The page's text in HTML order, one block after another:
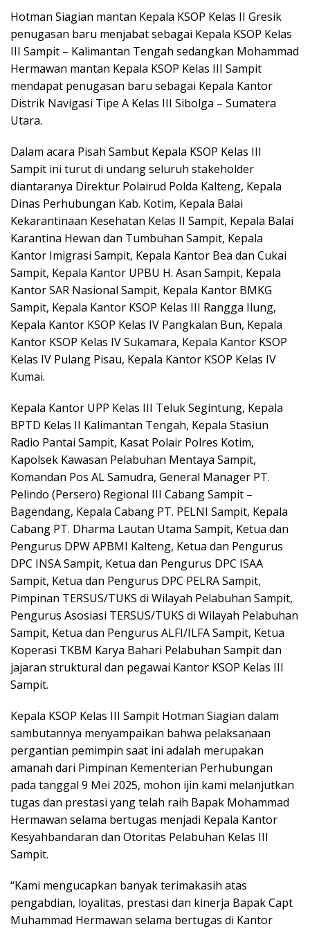
Hotman Siagian mantan Kepala KSOP Kelas II Gresik
penugasan baru menjabat sebagai Kepala KSOP Kelas
III Sampit – Kalimantan Tengah sedangkan Mohammad
Hermawan mantan Kepala KSOP Kelas III Sampit
mendapat penugasan baru sebagai Kepala Kantor
Distrik Navigasi Tipe A Kelas III Sibolga – Sumatera
Utara.
Dalam acara Pisah Sambut Kepala KSOP Kelas III
Sampit ini turut di undang seluruh stakeholder
diantaranya Direktur Polairud Polda Kalteng, Kepala
Dinas Perhubungan Kab. Kotim, Kepala Balai
Kekarantinaan Kesehatan Kelas II Sampit, Kepala Balai
Karantina Hewan dan Tumbuhan Sampit, Kepala
Kantor Imigrasi Sampit, Kepala Kantor Bea dan Cukai
Sampit, Kepala Kantor UPBU H. Asan Sampit, Kepala
Kantor SAR Nasional Sampit, Kepala Kantor BMKG
Sampit, Kepala Kantor KSOP Kelas III Rangga Ilung,
Kepala Kantor KSOP Kelas IV Pangkalan Bun, Kepala
Kantor KSOP Kelas IV Sukamara, Kepala Kantor KSOP
Kelas IV Pulang Pisau, Kepala Kantor KSOP Kelas IV
Kumai.
Kepala Kantor UPP Kelas III Teluk Segintung, Kepala
BPTD Kelas II Kalimantan Tengah, Kepala Stasiun
Radio Pantai Sampit, Kasat Polair Polres Kotim,
Kapolsek Kawasan Pelabuhan Mentaya Sampit,
Komandan Pos AL Samudra, General Manager PT.
Pelindo (Persero) Regional III Cabang Sampit –
Bagendang, Kepala Cabang PT. PELNI Sampit, Kepala
Cabang PT. Dharma Lautan Utama Sampit, Ketua dan
Pengurus DPW APBMI Kalteng, Ketua dan Pengurus
DPC INSA Sampit, Ketua dan Pengurus DPC ISAA
Sampit, Ketua dan Pengurus DPC PELRA Sampit,
Pimpinan TERSUS/TUKS di Wilayah Pelabuhan Sampit,
Pengurus Asosiasi TERSUS/TUKS di Wilayah Pelabuhan
Sampit, Ketua dan Pengurus ALFI/ILFA Sampit, Ketua
Koperasi TKBM Karya Bahari Pelabuhan Sampit dan
jajaran struktural dan pegawai Kantor KSOP Kelas III
Sampit.
Kepala KSOP Kelas III Sampit Hotman Siagian dalam
sambutannya menyampaikan bahwa pelaksanaan
pergantian pemimpin saat ini adalah merupakan
amanah dari Pimpinan Kementerian Perhubungan
pada tanggal 9 Mei 2025, mohon ijin kami melanjutkan
tugas dan prestasi yang telah raih Bapak Mohammad
Hermawan selama bertugas menjadi Kepala Kantor
Kesyahbandaran dan Otoritas Pelabuhan Kelas III
Sampit.
“Kami mengucapkan banyak terimakasih atas
pengabdian, loyalitas, prestasi dan kinerja Bapak Capt
Muhammad Hermawan selama bertugas di Kantor